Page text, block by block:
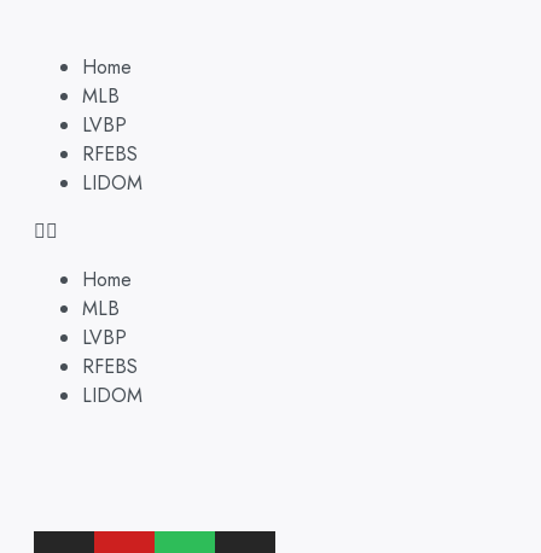
Home
MLB
LVBP
RFEBS
LIDOM
Home
MLB
LVBP
RFEBS
LIDOM